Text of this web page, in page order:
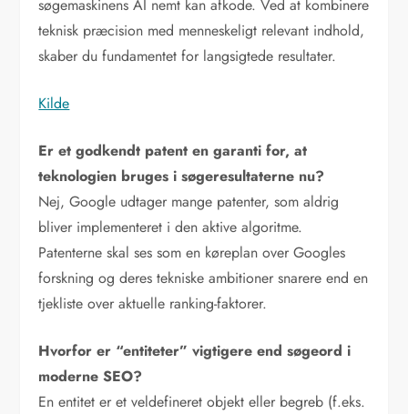
søgemaskinens AI nemt kan afkode. Ved at kombinere
teknisk præcision med menneskeligt relevant indhold,
skaber du fundamentet for langsigtede resultater.
Kilde
Er et godkendt patent en garanti for, at
teknologien bruges i søgeresultaterne nu?
Nej, Google udtager mange patenter, som aldrig
bliver implementeret i den aktive algoritme.
Patenterne skal ses som en køreplan over Googles
forskning og deres tekniske ambitioner snarere end en
tjekliste over aktuelle ranking-faktorer.
Hvorfor er “entiteter” vigtigere end søgeord i
moderne SEO?
En entitet er et veldefineret objekt eller begreb (f.eks.